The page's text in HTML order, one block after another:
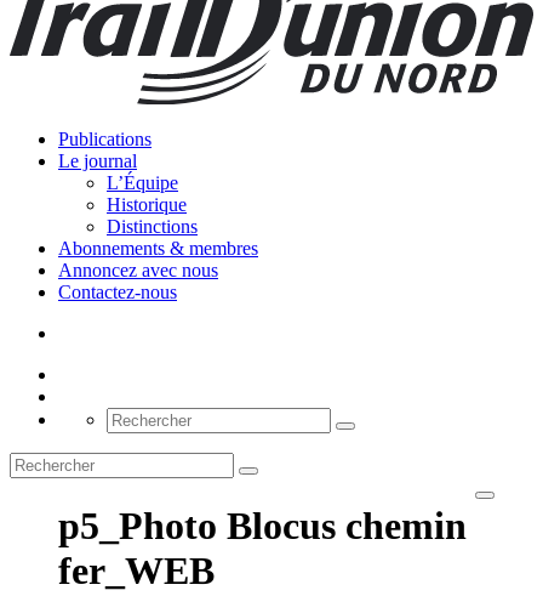
Publications
Le journal
L’Équipe
Historique
Distinctions
Abonnements & membres
Annoncez avec nous
Contactez-nous
p5_Photo Blocus chemin
fer_WEB